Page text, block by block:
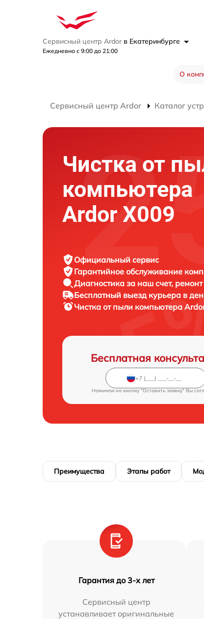
Сервисный центр Ardor в Екатеринбурге
Ежедневно с 9:00 до 21:00
О
Сервисный центр Ardor Каталог
Чистка от
компьютера
Ardor X009
Официальный сервис
Гарантийное обслуживание
Диагностика за наш счет,
Бесплатный выезд курьера в
Чистка от пыли компьютера
Бесплатная
Нажимая на кнопку "Оставить заявку" Вы
Преимущества Этапы работ
Гарантия до 3-х лет
Сервисный центр
устанавливает оригинальные